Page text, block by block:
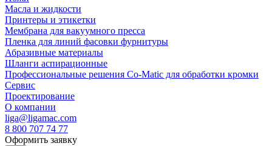
Масла и жидкости
Принтеры и этикетки
Мембрана для вакуумного пресса
Пленка для линий фасовки фурнитуры
Абразивные материалы
Шланги аспирационные
Профессиональные решения Co-Matic для обработки кромки
Сервис
Проектирование
О компании
liga@ligamac.com
8 800 707 74 77
Оформить заявку